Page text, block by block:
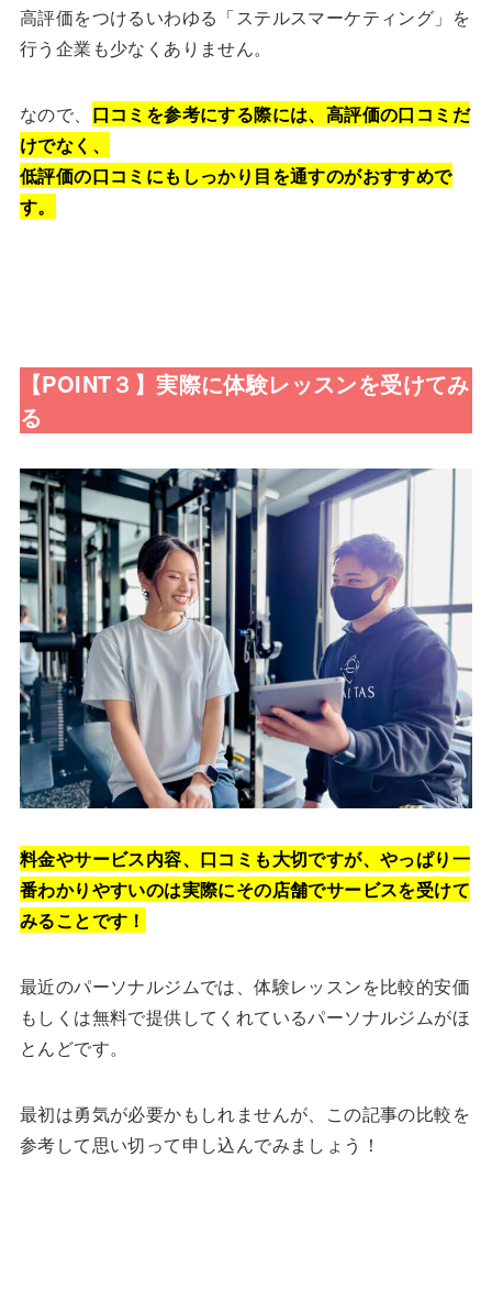
高評価をつけるいわゆる「ステルスマーケティング」を
行う企業も少なくありません。
なので、 口コミを参考にする際には、高評価の口コミだ
けでなく、
低評価の口コミにもしっかり目を通すのがおすすめで
す。
【POINT３】実際に体験レッスンを受けてみ
る
料金やサービス内容、口コミも大切ですが、やっぱり一
番わかりやすいのは実際にその店舗でサービスを受けて
みることです！
最近のパーソナルジムでは、体験レッスンを比較的安価
もしくは無料で提供してくれているパーソナルジムがほ
とんどです。
最初は勇気が必要かもしれませんが、この記事の比較を
参考して思い切って申し込んでみましょう！